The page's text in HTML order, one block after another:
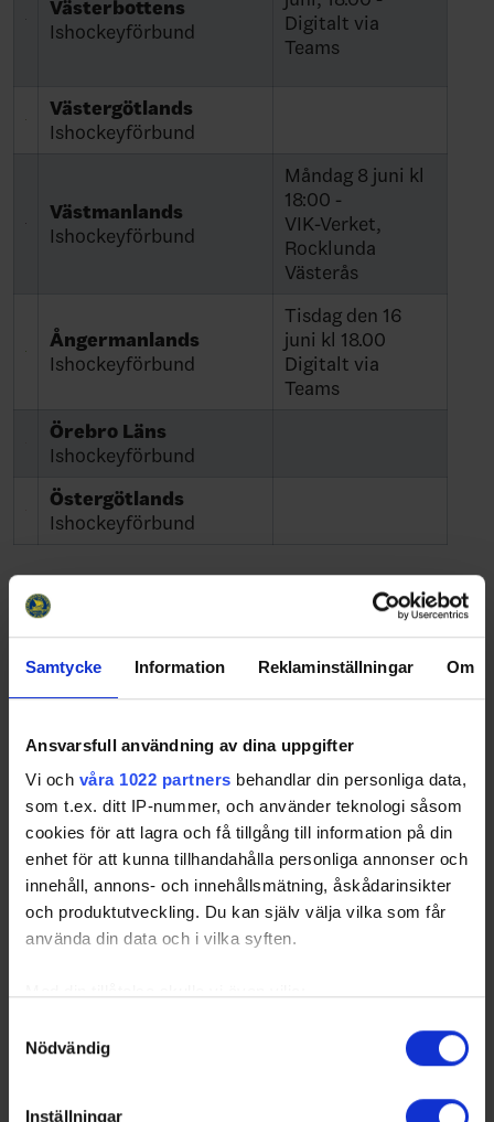
Samtycke Information Reklaminställningar Om
Ansvarsfull användning av dina uppgifter
Vi och våra 1022 partners behandlar din personliga data,
som t.ex. ditt IP-nummer, och använder teknologi såsom
cookies för att lagra och få tillgång till information på din
enhet för att kunna tillhandahålla personliga annonser och
innehåll, annons- och innehållsmätning, åskådarinsikter
och produktutveckling. Du kan själv välja vilka som får
använda din data och i vilka syften.
som kan ha en noggrannhet på upp till flera meter
Nödvändig
Inställningar
Västerbottens
Ishockeyförbund
Digitalt via
Teams
Västergötlands
Ishockeyförbund
Västmanlands
Ishockeyförbund
Måndag 8 juni kl
18:00 -
VIK-Verket,
Rocklunda
Västerås
Ångermanlands
Ishockeyförbund
Tisdag den 16
juni kl 18.00
Digitalt via
Teams
Örebro Läns
Ishockeyförbund
Östergötlands
Ishockeyförbund
Share Facebook
TwitterEmail